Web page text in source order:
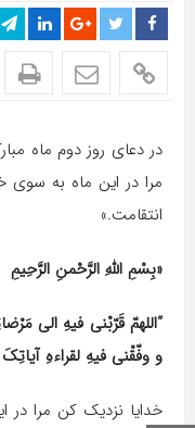
در دعای روز دوم ماه
مرا در این ماه به سوی
انتقامت.»
«بِسْمِ اللَّهِ الرَّحْمنِ الرَّحِیمِ‏
“اللهمّ قَرّبْنی فیهِ الی
و وفّقْنی فیهِ لقراءهِ
خدایا نزدیک کن مرا در